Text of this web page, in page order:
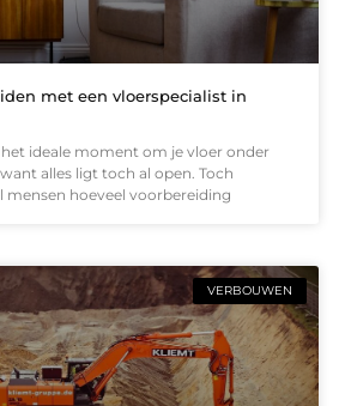
met een vloerspecialist in
ideale moment om je vloer onder
alles ligt toch al open. Toch
mensen hoeveel voorbereiding
VERBOUWEN